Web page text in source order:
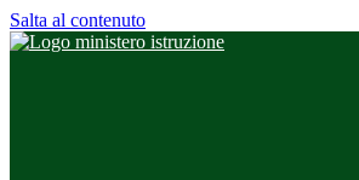
Salta al contenuto